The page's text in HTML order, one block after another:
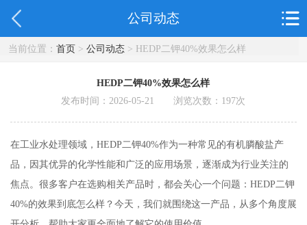
公司动态
当前位置： 首页> 公司动态> HEDP二钾40%效果怎么样
HEDP二钾40%效果怎么样
发布时间：2026-05-21 浏览次数： 197次
在工业水处理领域，HEDP二钾40%作为一种常见的有机膦酸盐产
品，因其优异的化学性能和广泛的应用场景，逐渐成为行业关注的
焦点。很多客户在选购相关产品时，都会关心一个问题：HEDP二钾
40%的效果到底怎么样？今天，我们就围绕这一产品，从多个角度展